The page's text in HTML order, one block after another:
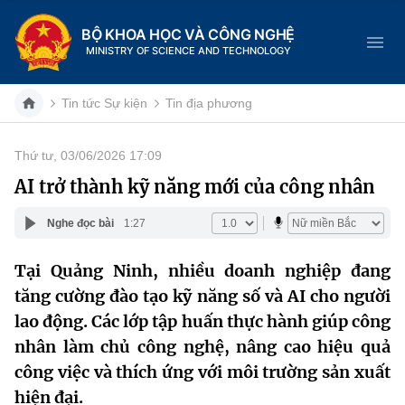
BỘ KHOA HỌC VÀ CÔNG NGHỆ
MINISTRY OF SCIENCE AND TECHNOLOGY
Danh mục
Trang chủ
Chức năng nhiệm vụ
Cơ cấu tổ chức
Lịch sử phát triển
Tin tức sự kiện
Khoa học và Công nghệ
Đổi mới sáng tạo
Dịch vụ công
Hệ thống văn bản
Tin tức Sự kiện Tin địa phương
Thứ tư, 03/06/2026 17:09
AI trở thành kỹ năng mới của công nhân
Nghe đọc bài 1:27
Tại Quảng Ninh, nhiều doanh nghiệp đang
tăng cường đào tạo kỹ năng số và AI cho người
lao động. Các lớp tập huấn thực hành giúp công
nhân làm chủ công nghệ, nâng cao hiệu quả
công việc và thích ứng với môi trường sản xuất
hiện đại.